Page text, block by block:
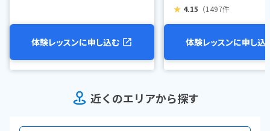
体験レッスンに申し込む
★ 4.15 （1497件
体験レッスンに申し込
近くのエリアから探す